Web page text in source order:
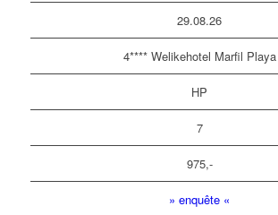
29.08.26
4**** Welikehotel Marfil Playa
HP
7
975,-
» enquête «